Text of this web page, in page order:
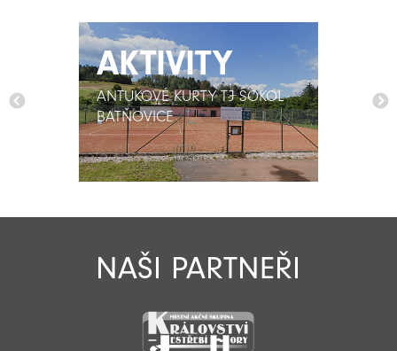
AKTIVITY
ANTUKOVÉ KURTY TJ SOKOL
BATŇOVICE
AKTIVITY
ANTUKOVÉ KURTY TJ SOKOL
BATŇOVICE
NAŠI PARTNEŘI